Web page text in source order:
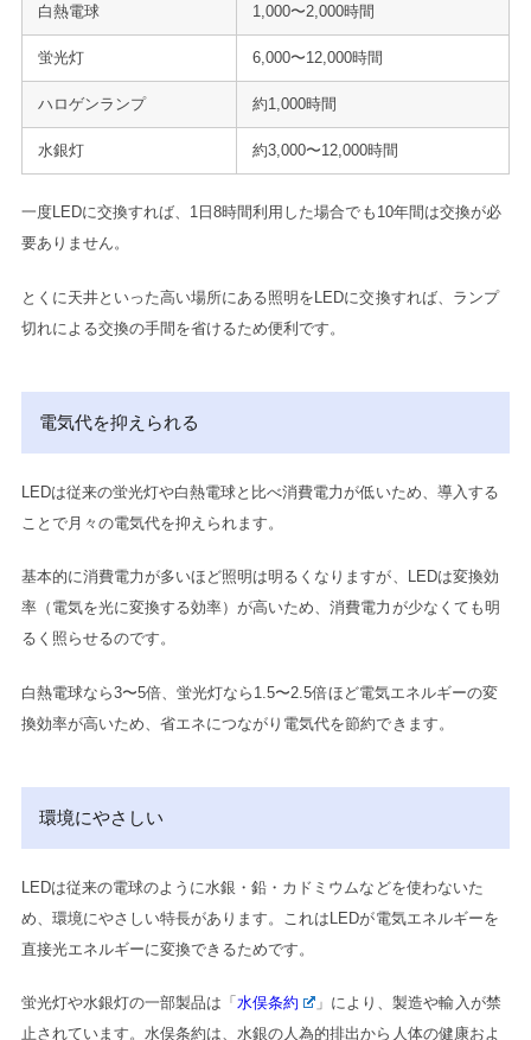
白熱電球 1,000〜2,000時間
蛍光灯 6,000〜12,000時間
ハロゲンランプ 約1,000時間
水銀灯 約3,000〜12,000時間
一度LEDに交換すれば、1日8時間利用した場合でも10年間は交換が必
要ありません。
とくに天井といった高い場所にある照明をLEDに交換すれば、ランプ
切れによる交換の手間を省けるため便利です。
電気代を抑えられる
LEDは従来の蛍光灯や白熱電球と比べ消費電力が低いため、導入する
ことで月々の電気代を抑えられます。
基本的に消費電力が多いほど照明は明るくなりますが、LEDは変換効
率（電気を光に変換する効率）が高いため、消費電力が少なくても明
るく照らせるのです。
白熱電球なら3〜5倍、蛍光灯なら1.5〜2.5倍ほど電気エネルギーの変
換効率が高いため、省エネにつながり電気代を節約できます。
環境にやさしい
LEDは従来の電球のように水銀・鉛・カドミウムなどを使わないた
め、環境にやさしい特長があります。これはLEDが電気エネルギーを
直接光エネルギーに変換できるためです。
蛍光灯や水銀灯の一部製品は「水俣条約
」により、製造や輸入が禁
止されています。水俣条約は、水銀の人為的排出から人体の健康およ